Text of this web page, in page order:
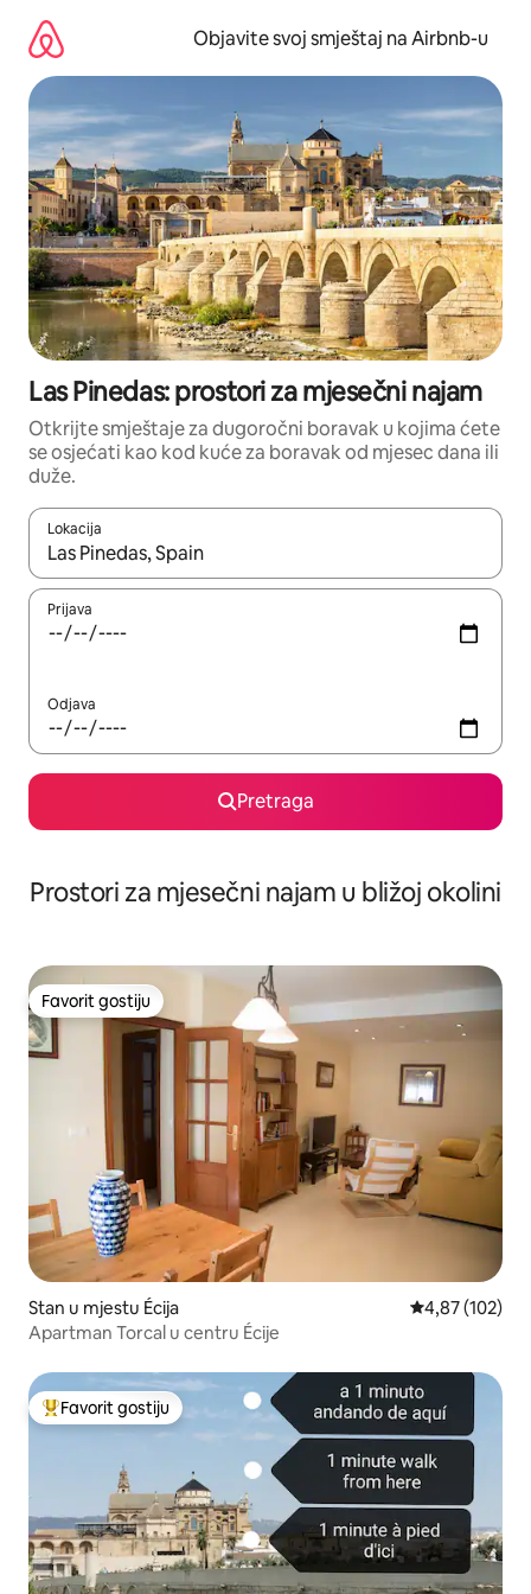
sadržaj
Objavite svoj smještaj na Airbnb-u
Las Pinedas: prostori za mjesečni najam
Otkrijte smještaje za dugoročni boravak u kojima ćete
se osjećati kao kod kuće za boravak od mjesec dana ili
duže.
Lokacija
Kad su rezultati dostupni, možete da se krećete kroz njih
Prijava
Odjava
Pretraga
Prostori za mjesečni najam u bližoj okolini
Favorit gostiju
Favorit gostiju
Stan u mjestu Écija prosječna
4,87 (102)
Apartman Torcal u centru Écije
Glavni favorit gostiju
Favorit gostiju